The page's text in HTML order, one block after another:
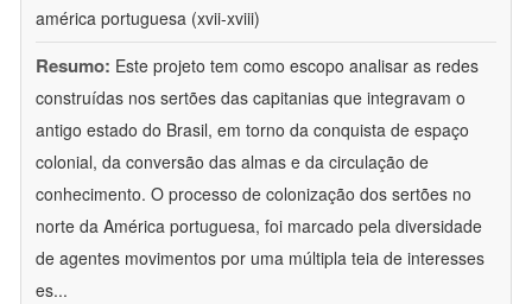
américa portuguesa (xvii-xviii)
Resumo: Este projeto tem como escopo analisar as redes
construídas nos sertões das capitanias que integravam o
antigo estado do Brasil, em torno da conquista de espaço
colonial, da conversão das almas e da circulação de
conhecimento. O processo de colonização dos sertões no
norte da América portuguesa, foi marcado pela diversidade
de agentes movimentos por uma múltipla teia de interesses
es...